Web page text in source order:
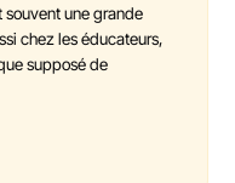
souvent une grande
chez les éducateurs,
supposé de